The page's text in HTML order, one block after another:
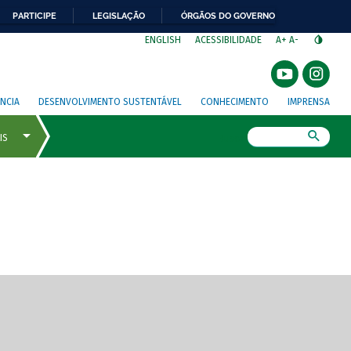
PARTICIPE LEGISLAÇÃO ÓRGÃOS DO GOVERNO
ENGLISH ACESSIBILIDADE A+ A-
DESENVOLVIMENTO SUSTENTÁVEL CONHECIMENTO IMPRENSA
de tela